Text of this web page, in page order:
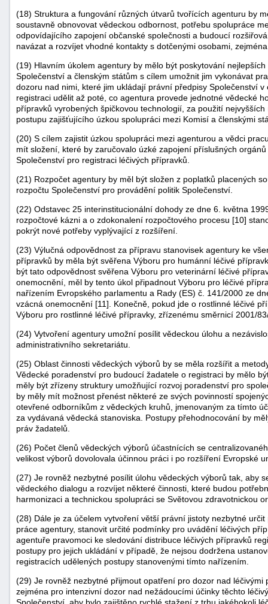
(18) Struktura a fungování různých útvarů tvořících agenturu by
soustavně obnovovat vědeckou odbornost, potřebu spolupráce
odpovídajícího zapojení občanské společnosti a budoucí
navázat a rozvíjet vhodné kontakty s dotčenými osobami,
(19) Hlavním úkolem agentury by mělo být poskytování
Společenství a členským státům s cílem umožnit jim vykonávat
dozoru nad nimi, které jim ukládají právní předpisy Společenství
registraci udělit až poté, co agentura provede jednotné vědecké
přípravků vyrobených špičkovou technologií, za použití
postupu zajišťujícího úzkou spolupráci mezi Komisí a členskými
(20) S cílem zajistit úzkou spolupráci mezi agenturou a vědci
mít složení, které by zaručovalo úzké zapojení příslušných
Společenství pro registraci léčivých přípravků.
(21) Rozpočet agentury by měl být složen z poplatků placených
rozpočtu Společenství pro provádění politik Společenství.
(22) Odstavec 25 interinstitucionální dohody ze dne 6. května
rozpočtové kázni a o zdokonalení rozpočtového procesu [10]
pokrýt nové potřeby vyplývající z rozšíření.
(23) Výlučná odpovědnost za přípravu stanovisek agentury ke
přípravků by měla být svěřena Výboru pro humánní léčivé
být tato odpovědnost svěřena Výboru pro veterinární léčivé
onemocnění, měl by tento úkol připadnout Výboru pro léčivé
nařízením Evropského parlamentu a Rady (ES) č. 141/2000 ze
vzácná onemocnění [11]. Konečně, pokud jde o rostlinné léčivé
Výboru pro rostlinné léčivé přípravky, zřízenému směrnicí 2001/
(24) Vytvoření agentury umožní posílit vědeckou úlohu a
administrativního sekretariátu.
(25) Oblast činnosti vědeckých výborů by se měla rozšířit a
Vědecké poradenství pro budoucí žadatele o registraci by mělo
měly být zřízeny struktury umožňující rozvoj poradenství pro
by měly mít možnost přenést některé ze svých povinností
otevřené odborníkům z vědeckých kruhů, jmenovaným za tímto
za vydávaná vědecká stanoviska. Postupy přehodnocování by
práv žadatelů.
(26) Počet členů vědeckých výborů účastnících se
velikost výborů dovolovala účinnou práci i po rozšíření Evropské
(27) Je rovněž nezbytné posílit úlohu vědeckých výborů tak, aby
vědeckého dialogu a rozvíjet některé činnosti, které budou
harmonizaci a technickou spolupráci se Světovou zdravotnickou
(28) Dále je za účelem vytvoření větší právní jistoty nezbytné
práce agentury, stanovit určité podmínky pro uvádění léčivých
agentuře pravomoci ke sledování distribuce léčivých přípravků
postupy pro jejich ukládání v případě, že nejsou dodržena
registracích udělených postupy stanovenými tímto nařízením.
(29) Je rovněž nezbytné přijmout opatření pro dozor nad
zejména pro intenzivní dozor nad nežádoucími účinky těchto
Společenství, aby bylo zajištěno rychlé stažení z trhu jakéhokoli